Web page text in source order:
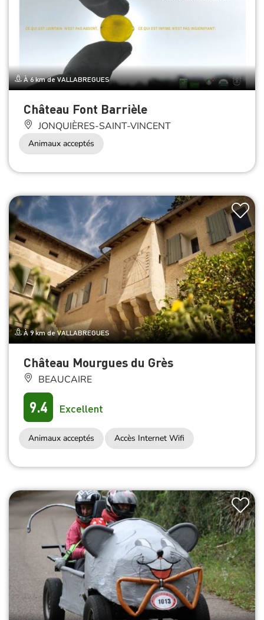
À 6 km de VALLABREGUES
Château Font Barrièle
JONQUIÈRES-SAINT-VINCENT
Animaux acceptés
À 9 km de VALLABREGUES
Château Mourgues du Grès
BEAUCAIRE
9.4 Excellent
Animaux acceptés Accès Internet Wifi